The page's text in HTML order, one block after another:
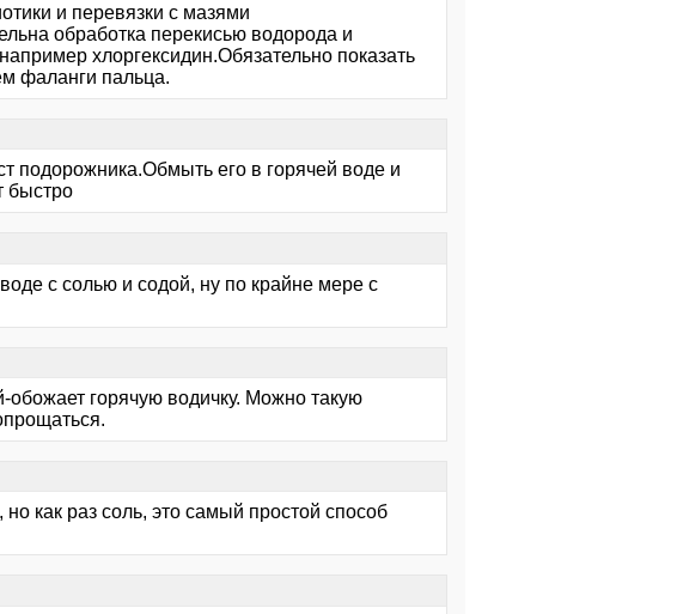
и перевязки с мазями
обработка перекисью водорода и
хлоргексидин.Обязательно показать
фаланги пальца.
подорожника.Обмыть его в горячей воде и
быстро
с солью и содой, ну по крайне мере с
обожает горячую водичку. Можно такую
как раз соль, это самый простой способ